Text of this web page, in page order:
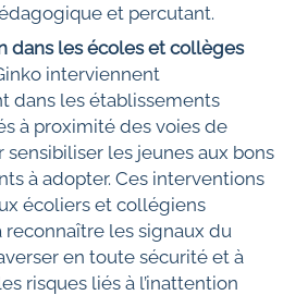
et percutant.
dans les écoles et collèges
interviennent
dans les établissements
à proximité des voies de
sensibiliser les jeunes aux bons
à adopter. Ces interventions
écoliers et collégiens
reconnaître les signaux du
en toute sécurité et à
risques liés à l’inattention